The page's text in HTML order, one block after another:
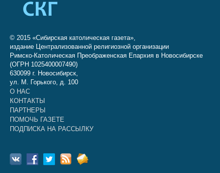
© 2015 «Сибирская католическая газета»,
издание Централизованной религиозной организации
Римско-Католическая Преображенская Епархия в Новосибирске
(ОГРН 1025400007490)
630099 г. Новосибирск,
ул. М. Горького, д. 100
О НАС
КОНТАКТЫ
ПАРТНЕРЫ
ПОМОЧЬ ГАЗЕТЕ
ПОДПИСКА НА РАССЫЛКУ